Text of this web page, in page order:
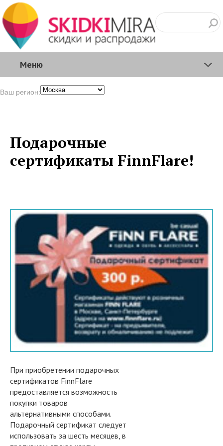
Меню
Ваш регион:
Подарочные
сертификаты FinnFlare!
При приобретении подарочных
сертификатов FinnFlare
предоставляется возможность
покупки товаров
альтернативными способами.
Подарочный сертификат следует
использовать за шесть месяцев, в